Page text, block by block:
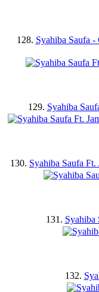
128. Syahiba Saufa
129. Syahiba
130. Syahiba Saufa
131. Syahiba
132.